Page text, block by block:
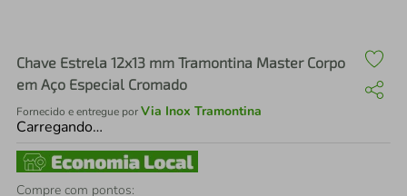
Chave Estrela 12x13 mm Tramontina Master Corpo
em Aço Especial Cromado
Fornecido e entregue porVia Inox Tramontina
Carregando…
Compre com pontos: